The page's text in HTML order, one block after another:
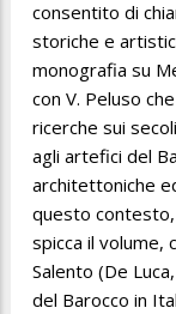
consentito di
storiche e
monografia su
con V. Peluso
ricerche sui
agli artefici del
architettoniche
questo
spicca il volume,
Salento (De
del Barocco in